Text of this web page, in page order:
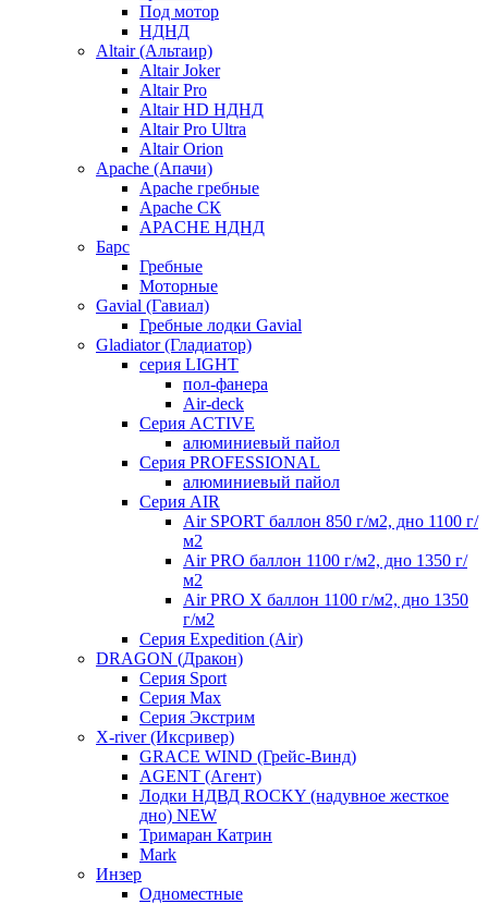
Под мотор
НДНД
Altair (Альтаир)
Altair Joker
Altair Pro
Altair HD НДНД
Altair Pro Ultra
Altair Orion
Apache (Апачи)
Apache гребные
Apache СК
APACHE НДНД
Барс
Гребные
Моторные
Gavial (Гавиал)
Гребные лодки Gavial
Gladiator (Гладиатор)
серия LIGHT
пол-фанера
Air-deck
Серия ACTIVE
алюминиевый пайол
Серия PROFESSIONAL
алюминиевый пайол
Серия AIR
Air SPORT баллон 850 г/м2, дно 1100 г/
м2
Air PRO баллон 1100 г/м2, дно 1350 г/
м2
Air PRO X баллон 1100 г/м2, дно 1350
г/м2
Серия Expedition (Air)
DRAGON (Дракон)
Серия Sport
Серия Max
Серия Экстрим
X-river (Иксривер)
GRACE WIND (Грейс-Винд)
AGENT (Агент)
Лодки НДВД ROCKY (надувное жесткое
дно) NEW
Тримаран Катрин
Mark
Инзер
Одноместные